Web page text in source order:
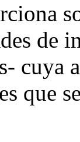
de
cuya
que